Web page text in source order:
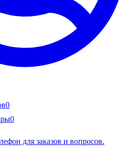
0
0
для заказов и вопросов.